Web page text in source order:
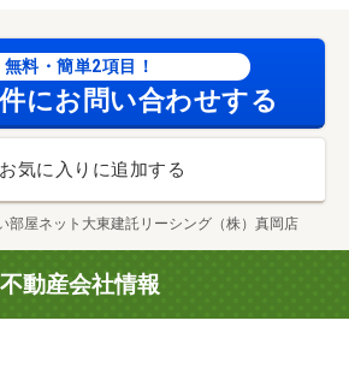
無料・簡単2項目！
にお問い合わせする
お気に入りに追加する
部屋ネット大東建託リーシング（株）真岡店
不動産会社情報